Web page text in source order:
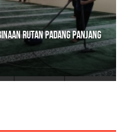
Tanah Datar